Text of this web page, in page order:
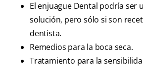
El enjuague Dental podría ser
solución, pero sólo si son
dentista.
Remedios para la boca seca.
Tratamiento para la